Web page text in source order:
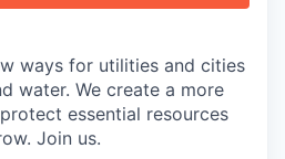
ways for utilities and cities
water. We create a more
essential resources
Join us.